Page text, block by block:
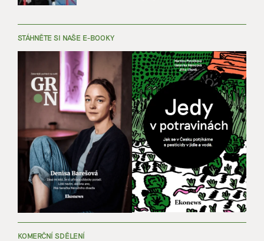
STÁHNĚTE SI NAŠE E-BOOKY
KOMERČNÍ SDĚLENÍ